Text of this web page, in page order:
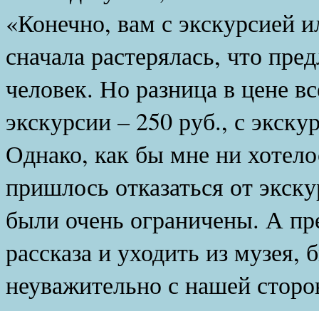
«Конечно, вам с экскурсией
сначала растерялась, что
человек. Но разница в цене
экскурсии – 250 руб., с
Однако, как бы мне ни
пришлось отказаться от
были очень ограничены. А
рассказа и уходить из
неуважительно с нашей